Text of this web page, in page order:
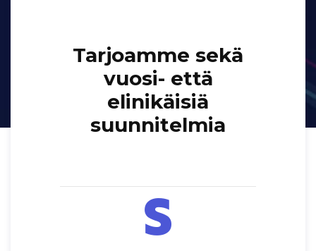
Tarjoamme sekä
vuosi- että
elinikäisiä
suunnitelmia